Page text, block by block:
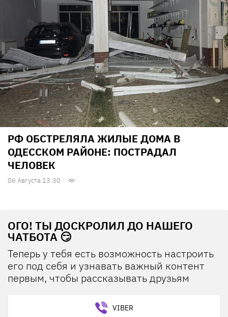
РФ ОБСТРЕЛЯЛА ЖИЛЫЕ ДОМА В
ОДЕССКОМ РАЙОНЕ: ПОСТРАДАЛ
ЧЕЛОВЕК
06 Августа 13:30
ОГО! ТЫ ДОСКРОЛИЛ ДО НАШЕГО
ЧАТБОТА 😏
Теперь у тебя есть возможность настроить
его под себя и узнавать важный контент
первым, чтобы рассказывать друзьям
VIBER